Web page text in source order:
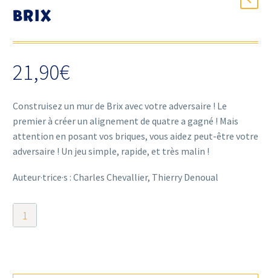
BRIX
21,90€
Construisez un mur de Brix avec votre adversaire ! Le
premier à créer un alignement de quatre a gagné ! Mais
attention en posant vos briques, vous aidez peut-être votre
adversaire ! Un jeu simple, rapide, et très malin !
Auteur·trice·s : Charles Chevallier, Thierry Denoual
quantité
de